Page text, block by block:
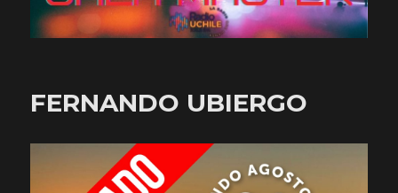
FERNANDO UBIERGO